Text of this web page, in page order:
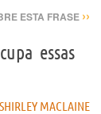
ESTA FRASE ››
essas
SHIRLEY MACLAINE